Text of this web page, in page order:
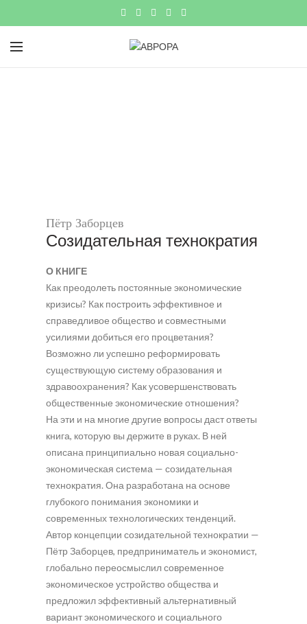
Пётр Заборцев
Созидательная технократия
О КНИГЕ
Как преодолеть постоянные экономические
кризисы? Как построить эффективное и
справедливое общество и совместными
усилиями добиться его процветания?
Возможно ли успешно реформировать
существующую систему образования и
здравоохранения? Как усовершенствовать
общественные экономические отношения?
На эти и на многие другие вопросы даст ответы
книга, которую вы держите в руках. В ней
описана принципиально новая социально-
экономическая система — созидательная
технократия. Она разработана на основе
глубокого понимания экономики и
современных технологических тенденций.
Автор концепции созидательной технократии —
Пётр Заборцев, предприниматель и экономист,
глобально переосмыслил современное
экономическое устройство общества и
предложил эффективный альтернативный
вариант экономического и социального